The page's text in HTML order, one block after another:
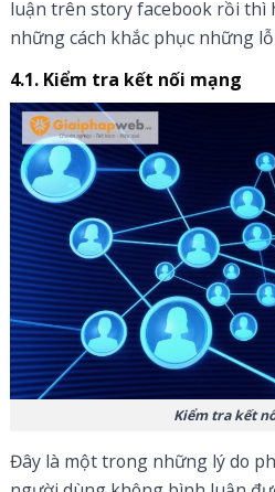
luận trên story facebook rồi thì
những cách khắc phục những
4.1. Kiểm tra kết nối mạng
Kiểm tra kết
Đây là một trong những lý do